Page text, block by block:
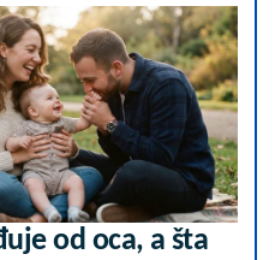
od oca, a šta